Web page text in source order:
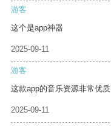
游客
这个是app神器
2025-09-11
游客
这款app的音乐资源非常优
2025-09-11